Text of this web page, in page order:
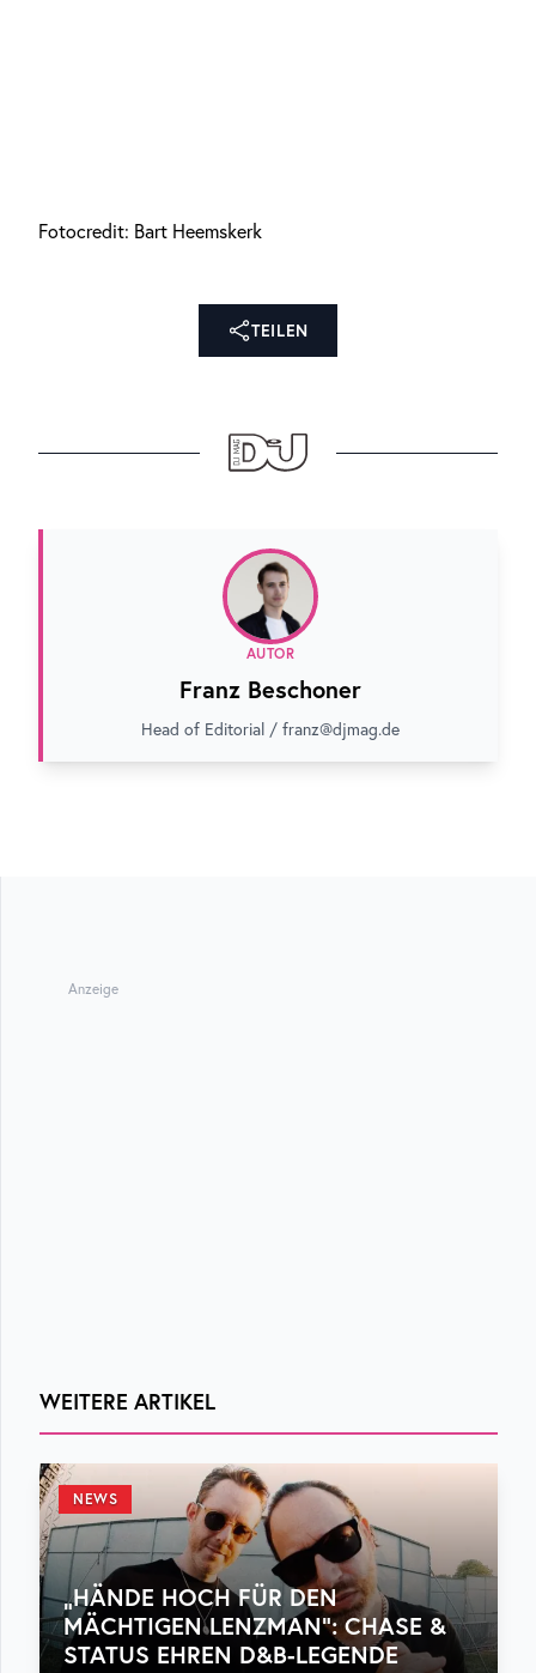
Fotocredit: Bart Heemskerk
TEILEN
AUTOR
Franz Beschoner
Head of Editorial / franz@djmag.de
Anzeige
WEITERE ARTIKEL
NEWS
„HÄNDE HOCH FÜR DEN
MÄCHTIGEN LENZMAN“: CHASE &
STATUS EHREN D&B-LEGENDE